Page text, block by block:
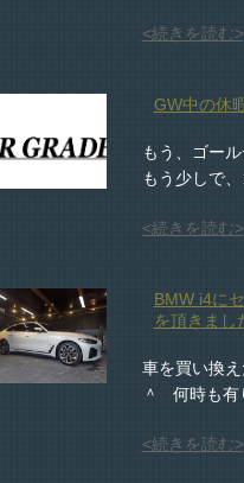
<続きを読む>
GW中の休
もう、ゴー
もう少しで、
<続きを読む>
BMW i4に
を頂きまし
車を買い換
＾ 何時も有
<続きを読む>